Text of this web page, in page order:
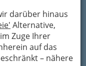
darüber hinaus
Alternative,
Zuge Ihrer
auf das
– nähere
1
Montage